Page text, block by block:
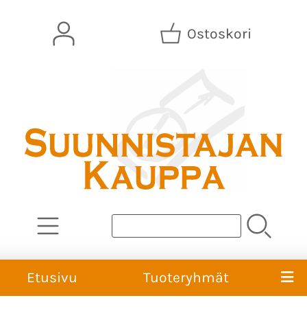
Ostoskori
Etusivu Tuoteryhmät